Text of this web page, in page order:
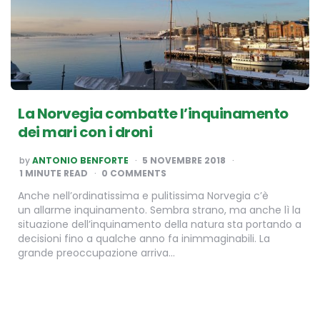
La Norvegia combatte l’inquinamento
dei mari con i droni
POSTED
BY
byANTONIO BENFORTE
5 NOVEMBRE 2018
1 MINUTE READ 0 COMMENTS
Anche nell’ordinatissima e pulitissima Norvegia c’è
un allarme inquinamento. Sembra strano, ma anche lì la
situazione dell’inquinamento della natura sta portando a
decisioni fino a qualche anno fa inimmaginabili. La
grande preoccupazione arriva…